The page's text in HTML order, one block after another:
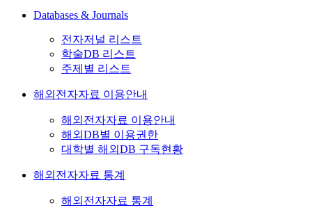
Databases & Journals
전자저널 리스트
학술DB 리스트
주제별 리스트
해외전자자료 이용안내
해외전자자료 이용안내
해외DB별 이용권한
대학별 해외DB 구독현황
해외전자자료 통계
해외전자자료 통계